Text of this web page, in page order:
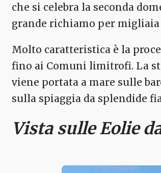
che si celebra la seconda
grande richiamo per
Molto caratteristica è la
fino ai Comuni limitrofi. La
viene portata a mare sulle
sulla spiaggia da splendide
Vista sulle Eolie